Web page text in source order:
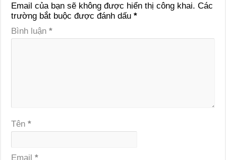
Email của bạn sẽ không được hiển thị công khai. Các
trường bắt buộc được đánh dấu*
Bình luận*
Tên*
Email*